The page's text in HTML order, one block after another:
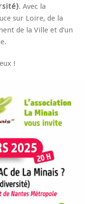
. Avec la
sur Loire, de la
de la Ville et d’un
!